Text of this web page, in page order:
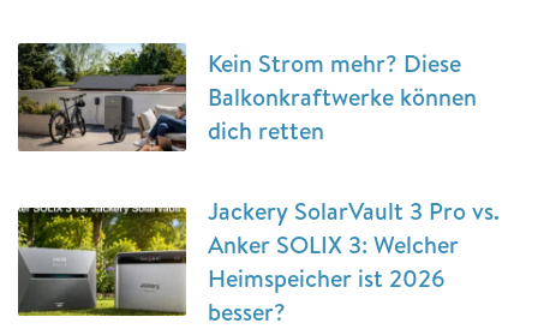
Kein Strom mehr? Diese
Balkonkraftwerke können
dich retten
Jackery SolarVault 3 Pro vs.
Anker SOLIX 3: Welcher
Heimspeicher ist 2026
besser?